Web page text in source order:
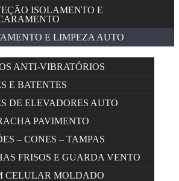
ISOLAMENTO E
E LIMPEZA AUTO
ANTI-VIBRATÓRIOS
E BATENTES
DE ELEVADORES AUTO
PAVIMENTO
– CONES – TAMPAS
FRISOS E GUARDA VENTO
CELULAR MOLDADO